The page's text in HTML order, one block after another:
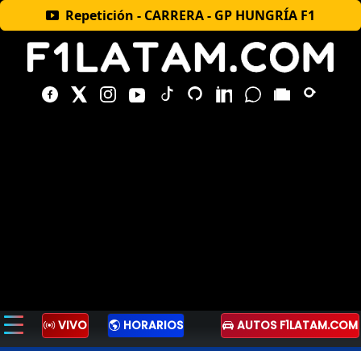
Repetición - CARRERA - GP HUNGRÍA F1
VIVO HORARIOS AUTOS F1LATAM.COM